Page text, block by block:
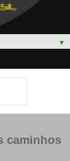
▼
caminhos